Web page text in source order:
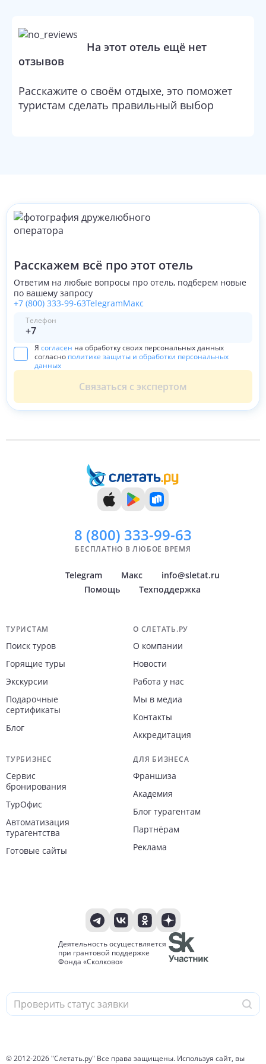
На этот отель ещё нет
отзывов
Расскажите о своём отдыхе, это поможет
туристам сделать правильный выбор
Расскажем всё про этот отель
Ответим на любые вопросы про отель, подберем новые
по вашему запросу
+7 (800) 333-99-63TelegramМакс
Телефон
Я согласен на обработку своих персональных данных
согласно политике защиты и обработки персональных
данных
Связаться с экспертом
8 (800) 333-99-63
БЕСПЛАТНО В ЛЮБОЕ ВРЕМЯ
Telegram Макс
info@sletat.ru
Помощь
Техподдержка
Навигация по сайту
ТУРИСТАМ
Поиск туров
Горящие туры
Экскурсии
Подарочные
сертификаты
Блог
О СЛЕТАТЬ.РУ
О компании
Новости
Работа у нас
Мы в медиа
Контакты
Аккредитация
ТУРБИЗНЕС
Сервис
бронирования
ТурОфис
Автоматизация
турагентства
Готовые сайты
ДЛЯ БИЗНЕСА
Франшиза
Академия
Блог турагентам
Партнёрам
Реклама
Деятельность осуществляется
при грантовой поддержке
Фонда «Сколково»
© 2012-2026"Слетать.ру" Все права защищены. Используя сайт, вы